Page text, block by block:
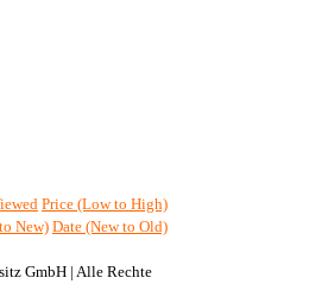
Price (Low to High)
New) Date (New to Old)
GmbH | Alle Rechte